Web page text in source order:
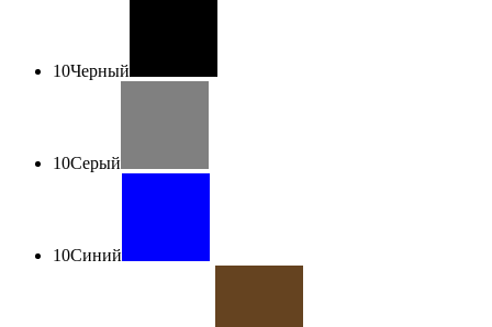
10Черный
10Серый
10Синий